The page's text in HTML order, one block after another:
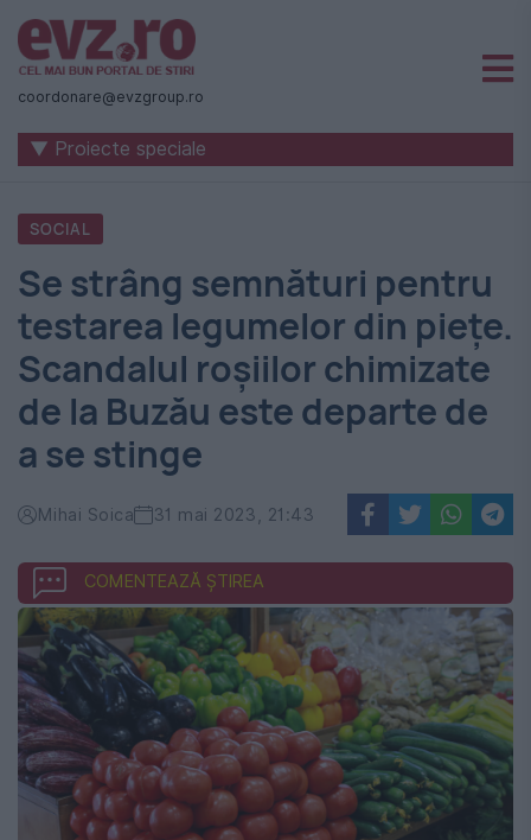
Știri
naționale
internaționale
România
-
Evenimentul
Zilei
coordonare@evzgroup.ro
▼ Proiecte speciale
SOCIAL
Se strâng semnături pentru
testarea legumelor din piețe.
Scandalul roșiilor chimizate
de la Buzău este departe de
a se stinge
Mihai Soica 31 mai 2023, 21:43
COMENTEAZĂ ȘTIREA